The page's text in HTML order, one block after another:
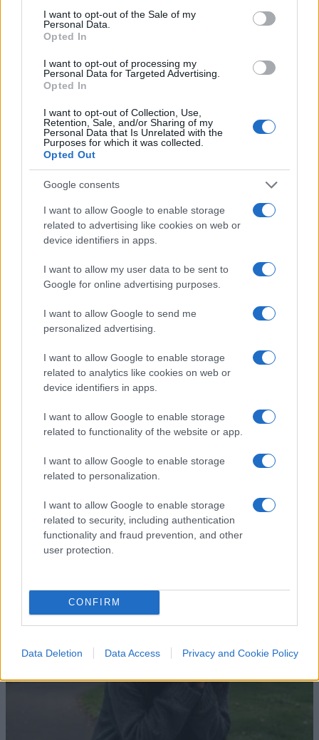
I want to opt-out of the Sale of my
Personal Data.
Opted In
I want to opt-out of processing my
Personal Data for Targeted Advertising.
Opted In
I want to opt-out of Collection, Use,
Retention, Sale, and/or Sharing of my
Personal Data that Is Unrelated with the
Purposes for which it was collected.
Opted Out
Google consents
I want to allow Google to enable storage
related to advertising like cookies on web or
device identifiers in apps.
I want to allow my user data to be sent to
Google for online advertising purposes.
I want to allow Google to send me
personalized advertising.
I want to allow Google to enable storage
related to analytics like cookies on web or
device identifiers in apps.
I want to allow Google to enable storage
related to functionality of the website or app.
I want to allow Google to enable storage
related to personalization.
I want to allow Google to enable storage
related to security, including authentication
functionality and fraud prevention, and other
user protection.
CONFIRM
Data Deletion Data Access Privacy and Cookie Policy
l’Islam va trattato con il bastone rinforzato col ferro.
REMIGRAZIONE come se non ci fosse un domani.
Rispondi
MicheleRosi
1 Giugno 2026, 21:27 21:27
Parlo di Islam da 20 anni. Ora qualcuno sa sveglia, ma MA
sappiate che se non sapremo imporre delle regole, eque,
severe, alice e inflessibili saremo inghiottiti. Guardate cosa
succede in India! l’Islam va trattato come una precisazione.
Sensa concessioni. Se invece penseremo ai voti
SOCCOMBEREMO
Rispondi
Carica altri commenti
IL PIÙ LETTO DEL MESE